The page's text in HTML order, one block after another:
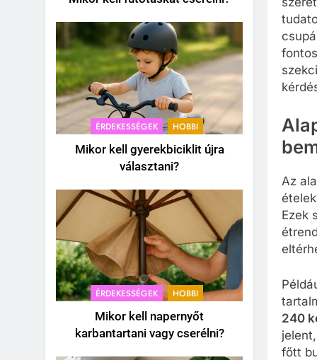
ÉRDEKESSÉGEK HOBBI
Mikor kell gyerekbiciklit újra
választani?
ÉRDEKESSÉGEK HOBBI
Mikor kell napernyőt
karbantartani vagy cserélni?
Az
Ezek
240
főtt